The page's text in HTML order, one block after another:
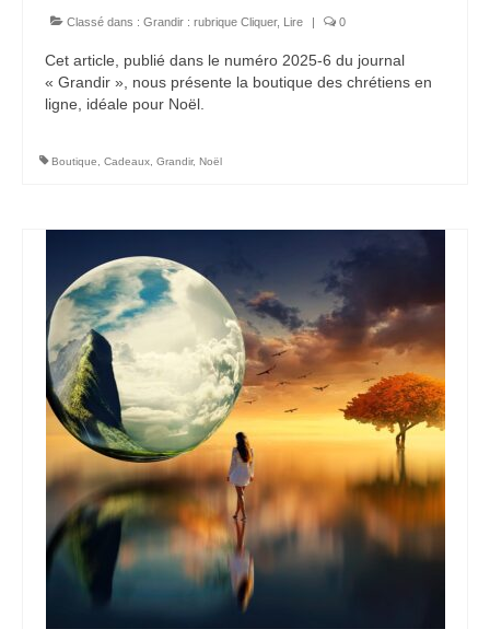
Prier
Partagez votre prière
Classé dans : Grandir : rubrique Cliquer, Lire | 0
Cet article, publié dans le numéro 2025-6 du journal
« Grandir », nous présente la boutique des chrétiens en
ligne, idéale pour Noël.
Boutique Cadeaux Grandir, Noël